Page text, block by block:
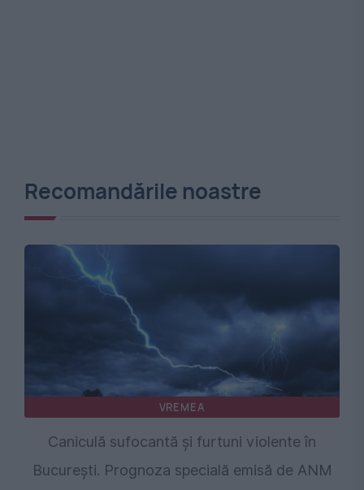
Recomandările noastre
VREMEA
Caniculă sufocantă și furtuni violente în
București. Prognoza specială emisă de ANM